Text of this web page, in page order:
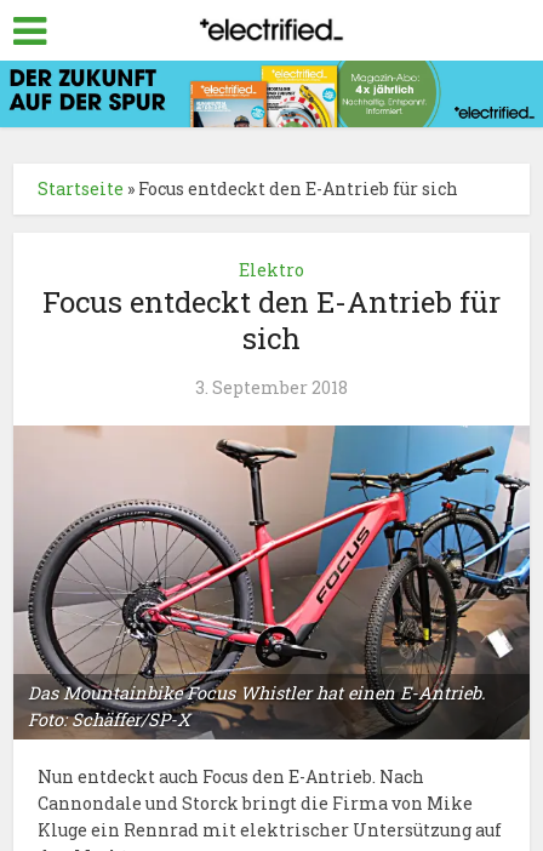
Startseite » Focus entdeckt den E-Antrieb für sich
Elektro
Focus entdeckt den E-Antrieb für
sich
3. September 2018
Das Mountainbike Focus Whistler hat einen E-Antrieb.
Foto: Schäffer/SP-X
Nun entdeckt auch Focus den E-Antrieb. Nach
Cannondale und Storck bringt die Firma von Mike
Kluge ein Rennrad mit elektrischer Untersützung auf